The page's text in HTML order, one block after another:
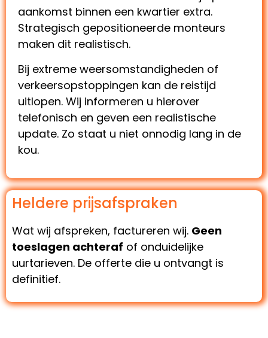
aankomst binnen een kwartier extra.
Strategisch gepositioneerde monteurs
maken dit realistisch.
Bij extreme weersomstandigheden of
verkeersopstoppingen kan de reistijd
uitlopen. Wij informeren u hierover
telefonisch en geven een realistische
update. Zo staat u niet onnodig lang in de
kou.
Heldere prijsafspraken
Wat wij afspreken, factureren wij. Geen
toeslagen achteraf of onduidelijke
uurtarieven. De offerte die u ontvangt is
definitief.